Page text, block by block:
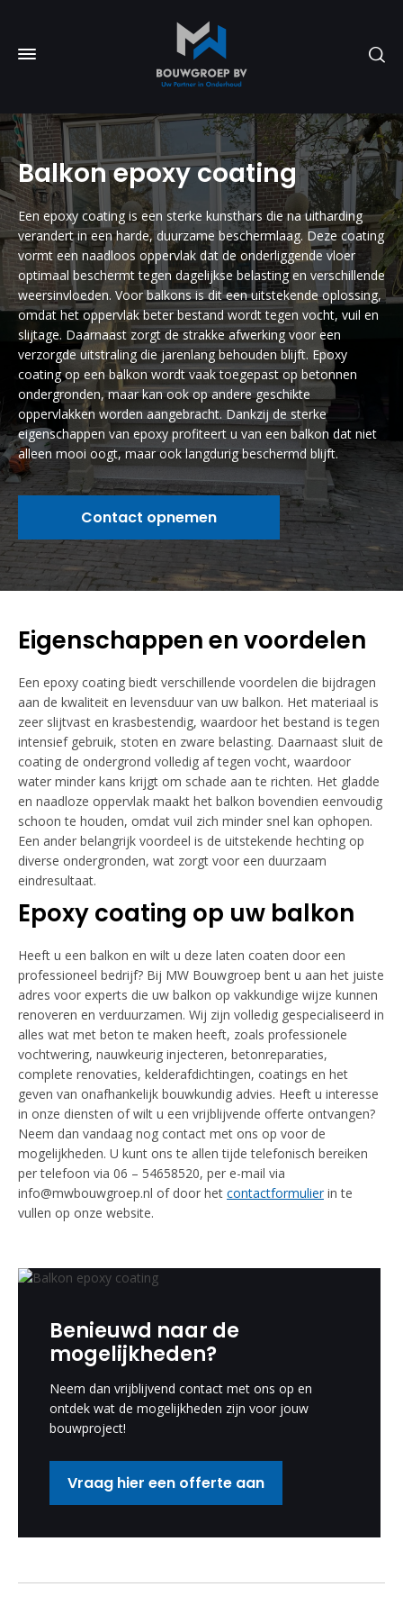
Balkon epoxy coating
Een epoxy coating is een sterke kunsthars die na uitharding
verandert in een harde, duurzame beschermlaag. Deze coating
vormt een naadloos oppervlak dat de onderliggende vloer
optimaal beschermt tegen dagelijkse belasting en verschillende
weersinvloeden. Voor balkons is dit een uitstekende oplossing,
omdat het oppervlak beter bestand wordt tegen vocht, vuil en
slijtage. Daarnaast zorgt de strakke afwerking voor een
verzorgde uitstraling die jarenlang behouden blijft. Epoxy
coating op een balkon wordt vaak toegepast op betonnen
ondergronden, maar kan ook op andere geschikte
oppervlakken worden aangebracht. Dankzij de sterke
eigenschappen van epoxy profiteert u van een balkon dat niet
alleen mooi oogt, maar ook langdurig beschermd blijft.
Contact opnemen
Eigenschappen en voordelen
Een epoxy coating biedt verschillende voordelen die bijdragen
aan de kwaliteit en levensduur van uw balkon. Het materiaal is
zeer slijtvast en krasbestendig, waardoor het bestand is tegen
intensief gebruik, stoten en zware belasting. Daarnaast sluit de
coating de ondergrond volledig af tegen vocht, waardoor
water minder kans krijgt om schade aan te richten. Het gladde
en naadloze oppervlak maakt het balkon bovendien eenvoudig
schoon te houden, omdat vuil zich minder snel kan ophopen.
Een ander belangrijk voordeel is de uitstekende hechting op
diverse ondergronden, wat zorgt voor een duurzaam
eindresultaat.
Epoxy coating op uw balkon
Heeft u een balkon en wilt u deze laten coaten door een
professioneel bedrijf? Bij MW Bouwgroep bent u aan het juiste
adres voor experts die uw balkon op vakkundige wijze kunnen
renoveren en verduurzamen. Wij zijn volledig gespecialiseerd in
alles wat met beton te maken heeft, zoals professionele
vochtwering, nauwkeurig injecteren, betonreparaties,
complete renovaties, kelderafdichtingen, coatings en het
geven van onafhankelijk bouwkundig advies. Heeft u interesse
in onze diensten of wilt u een vrijblijvende offerte ontvangen?
Neem dan vandaag nog contact met ons op voor de
mogelijkheden. U kunt ons te allen tijde telefonisch bereiken
per telefoon via 06 – 54658520, per e-mail via
info@mwbouwgroep.nl of door het contactformulierin te
vullen op onze website.
Benieuwd naar de
mogelijkheden?
Neem dan vrijblijvend contact met ons op en
ontdek wat de mogelijkheden zijn voor jouw
bouwproject!
Vraag hier een offerte aan